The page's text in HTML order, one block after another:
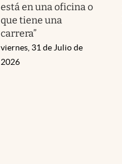
está en una oficina o
que tiene una
carrera”
viernes, 31 de Julio de
2026